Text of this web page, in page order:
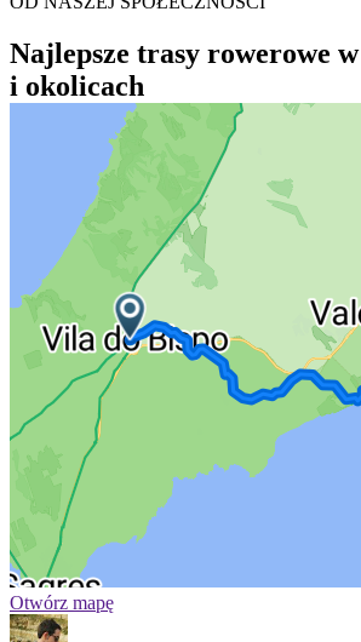
Najlepsze trasy rowerowe
i okolicach
Otwórz mapę